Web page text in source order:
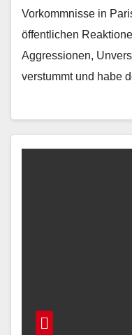
Vorkommnisse in
öffentlichen
Aggressionen,
verstummt und habe